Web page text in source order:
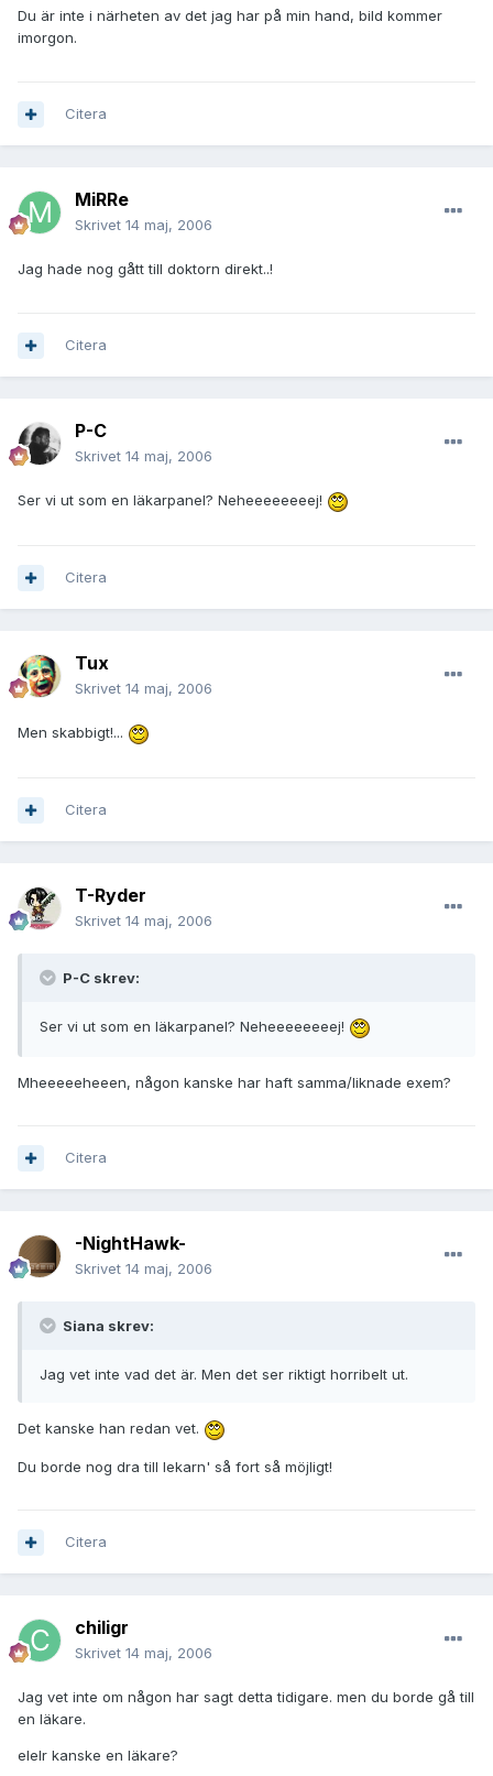
Du är inte i närheten av det jag har på min hand, bild kommer
imorgon.
Citera
MiRRe
Skrivet 14 maj, 2006
Jag hade nog gått till doktorn direkt..!
Citera
P-C
Skrivet 14 maj, 2006
Ser vi ut som en läkarpanel? Neheeeeeeeej!
Citera
Tux
Skrivet 14 maj, 2006
Men skabbigt!...
Citera
T-Ryder
Skrivet 14 maj, 2006
P-C skrev:
Ser vi ut som en läkarpanel? Neheeeeeeeej!
Mheeeeeheeen, någon kanske har haft samma/liknade exem?
Citera
-NightHawk-
Skrivet 14 maj, 2006
Siana skrev:
Jag vet inte vad det är. Men det ser riktigt horribelt ut.
Det kanske han redan vet.
Du borde nog dra till lekarn' så fort så möjligt!
Citera
chiligr
Skrivet 14 maj, 2006
Jag vet inte om någon har sagt detta tidigare. men du borde gå till
en läkare.
elelr kanske en läkare?